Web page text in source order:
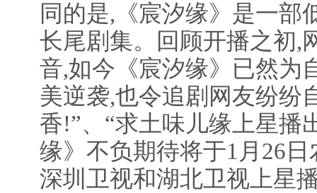
同的是,《宸汐缘》是一部
长尾剧集。回顾开播之初,
音,如今《宸汐缘》已然为
美逆袭,也令追剧网友纷纷
香!”、“求土味儿缘上星播
缘》不负期待将于1月26
深圳卫视和湖北卫视上星